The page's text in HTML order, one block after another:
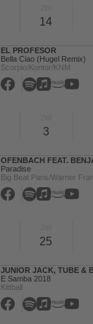
14
EL PROFESOR
Bella Ciao (Hugel Remix)
Scorpio/Kontor/KNM
3
OFENBACH FEAT.
Paradise
Big Beat Paris/Warner
25
JUNIOR JACK, TUBE &
E Samba 2018
Kittball